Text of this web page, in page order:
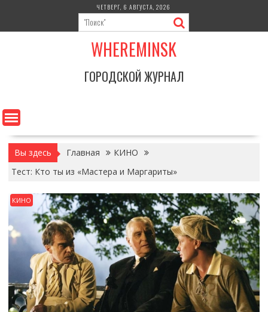
содержимому
ЧЕТВЕРГ, 6 АВГУСТА, 2026
WHEREMINSK
ГОРОДСКОЙ ЖУРНАЛ
Вы здесь Главная
КИНО
Тест: Кто ты из «Мастера и Маргариты»
КИНО